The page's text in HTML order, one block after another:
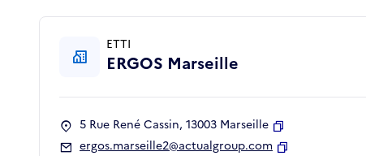
ETTI
ERGOS Marseille
5 Rue René Cassin, 13003 Marseille
Copier
ergos.marseille2@actualgroup.com